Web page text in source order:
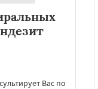
Вас по